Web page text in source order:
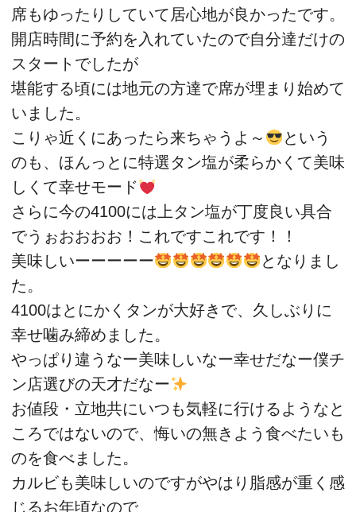
席もゆったりしていて居心地が良かったです。
開店時間に予約を入れていたので自分達だけの
スタートでしたが
堪能する頃には地元の方達で席が埋まり始めて
いました。
こりゃ近くにあったら来ちゃうよ～
という
のも、ほんっとに特選タン塩が柔らかくて美味
しくて幸せモード
さらに今の4100には上タン塩が丁度良い具合
でうぉおおおお！これですこれです！！
美味しいーーーーー
となりまし
た。
4100はとにかくタンが大好きで、久しぶりに
幸せ噛み締めました。
やっぱり違うなー美味しいなー幸せだなー僕チ
ン店選びの天才だなー
お値段・立地共にいつも気軽に行けるようなと
ころではないので、悔いの無きよう食べたいも
のを食べました。
カルビも美味しいのですがやはり脂感が重く感
じるお年頃なので